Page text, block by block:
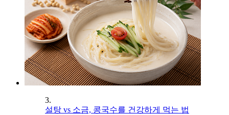
3.
설탕 vs 소금, 콩국수를 건강하게 먹는 법